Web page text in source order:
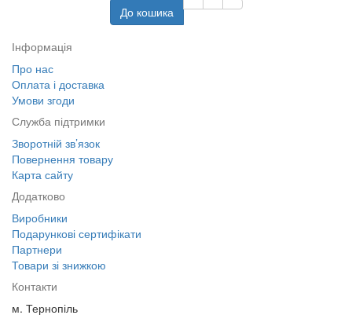
До кошика
Інформація
Про нас
Оплата і доставка
Умови згоди
Служба підтримки
Зворотній зв’язок
Повернення товару
Карта сайту
Додатково
Виробники
Подарункові сертифікати
Партнери
Товари зі знижкою
Контакти
м. Тернопіль